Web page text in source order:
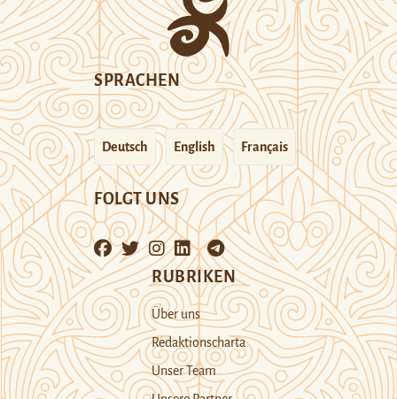
SPRACHEN
Deutsch English Français
FOLGT UNS
RUBRIKEN
Über uns
Redaktionscharta
Unser Team